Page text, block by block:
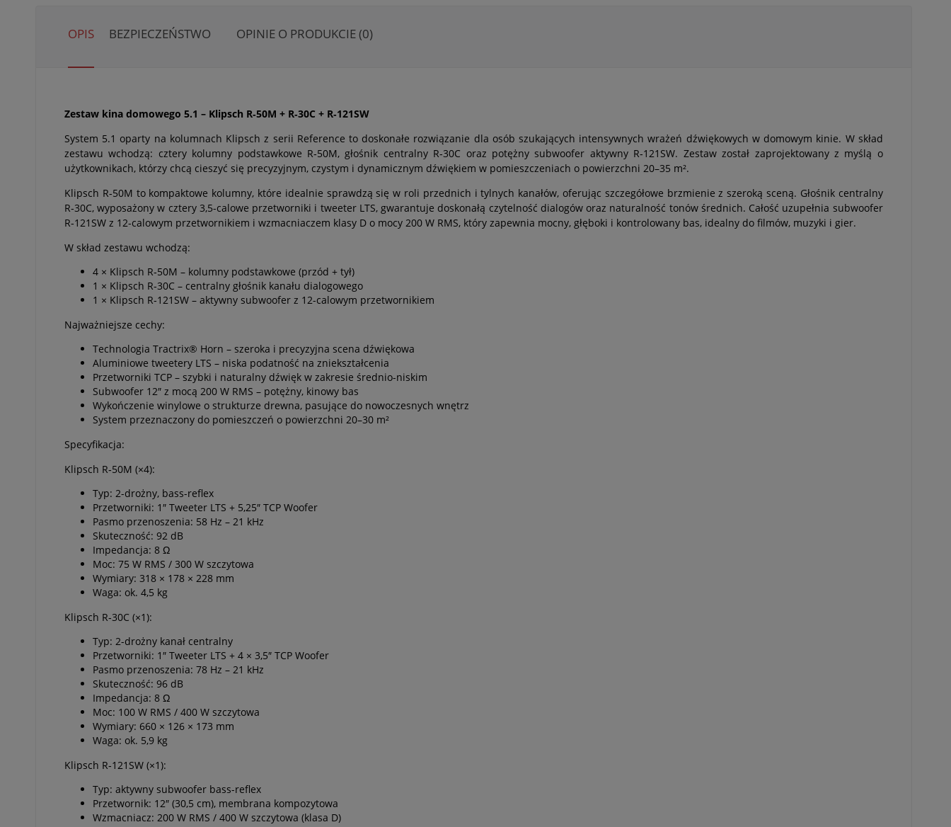
OPIS BEZPIECZEŃSTWO OPINIE O PRODUKCIE (0)
Zestaw kina domowego 5.1 – Klipsch R‑50M + R‑30C + R‑121SW
System 5.1 oparty na kolumnach Klipsch z serii Reference to doskonałe rozwiązanie dla osób szukających intensywnych wrażeń dźwiękowych w domowym kinie. W skład
zestawu wchodzą: cztery kolumny podstawkowe R‑50M, głośnik centralny R‑30C oraz potężny subwoofer aktywny R‑121SW. Zestaw został zaprojektowany z myślą o
użytkownikach, którzy chcą cieszyć się precyzyjnym, czystym i dynamicznym dźwiękiem w pomieszczeniach o powierzchni 20–35 m².
Klipsch R‑50M to kompaktowe kolumny, które idealnie sprawdzą się w roli przednich i tylnych kanałów, oferując szczegółowe brzmienie z szeroką sceną. Głośnik centralny
R‑30C, wyposażony w cztery 3,5-calowe przetworniki i tweeter LTS, gwarantuje doskonałą czytelność dialogów oraz naturalność tonów średnich. Całość uzupełnia subwoofer
R‑121SW z 12-calowym przetwornikiem i wzmacniaczem klasy D o mocy 200 W RMS, który zapewnia mocny, głęboki i kontrolowany bas, idealny do filmów, muzyki i gier.
W skład zestawu wchodzą:
4 × Klipsch R‑50M – kolumny podstawkowe (przód + tył)
1 × Klipsch R‑30C – centralny głośnik kanału dialogowego
1 × Klipsch R‑121SW – aktywny subwoofer z 12-calowym przetwornikiem
Najważniejsze cechy:
Technologia Tractrix® Horn – szeroka i precyzyjna scena dźwiękowa
Aluminiowe tweetery LTS – niska podatność na zniekształcenia
Przetworniki TCP – szybki i naturalny dźwięk w zakresie średnio-niskim
Subwoofer 12″ z mocą 200 W RMS – potężny, kinowy bas
Wykończenie winylowe o strukturze drewna, pasujące do nowoczesnych wnętrz
System przeznaczony do pomieszczeń o powierzchni 20–30 m²
Specyfikacja:
Klipsch R‑50M (×4):
Typ: 2-drożny, bass-reflex
Przetworniki: 1″ Tweeter LTS + 5,25″ TCP Woofer
Pasmo przenoszenia: 58 Hz – 21 kHz
Skuteczność: 92 dB
Impedancja: 8 Ω
Moc: 75 W RMS / 300 W szczytowa
Wymiary: 318 × 178 × 228 mm
Waga: ok. 4,5 kg
Klipsch R‑30C (×1):
Typ: 2-drożny kanał centralny
Przetworniki: 1″ Tweeter LTS + 4 × 3,5″ TCP Woofer
Pasmo przenoszenia: 78 Hz – 21 kHz
Skuteczność: 96 dB
Impedancja: 8 Ω
Moc: 100 W RMS / 400 W szczytowa
Wymiary: 660 × 126 × 173 mm
Waga: ok. 5,9 kg
Klipsch R‑121SW (×1):
Typ: aktywny subwoofer bass-reflex
Przetwornik: 12″ (30,5 cm), membrana kompozytowa
Wzmacniacz: 200 W RMS / 400 W szczytowa (klasa D)